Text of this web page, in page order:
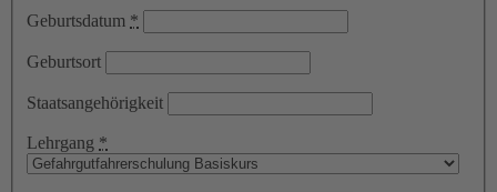
Geburtsdatum *
Geburtsort
Staatsangehörigkeit
Lehrgang *